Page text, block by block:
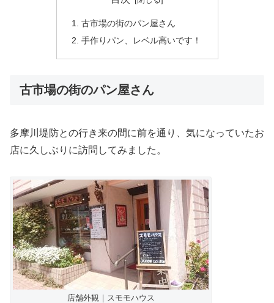
古市場の街のパン屋さん
手作りパン、レベル高いです！
古市場の街のパン屋さん
多摩川堤防との行き来の間に前を通り、気になっていたお
店に久しぶりに訪問してみました。
店舗外観｜スモモハウス